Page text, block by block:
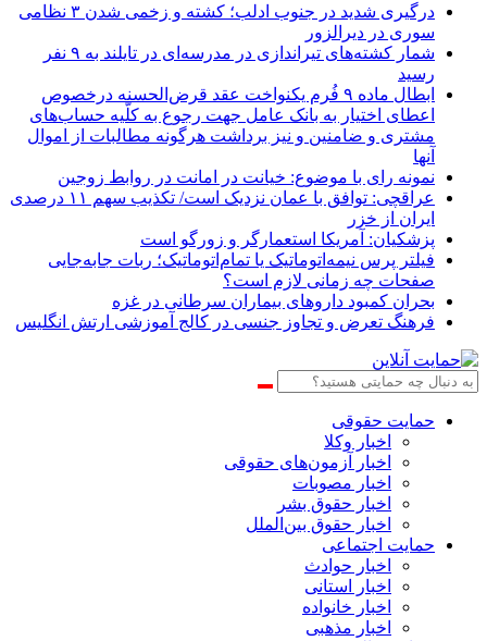
درگیری شدید در جنوب ادلب؛ کشته و زخمی شدن ۳ نظامی
سوری در دیرالزور
شمار کشته‌های تیراندازی در مدرسه‌ای در تایلند به ۹ نفر
رسید
ابطال ماده ۹ فُرم یکنواخت عقد قرض‌الحسنه درخصوص
اعطای اختیار به بانک عامل جهت رجوع به کلّیه حساب‌های
مشتری و ضامنین و نیز برداشت هرگونه مطالبات از اموال
آنها
نمونه رای با موضوع: خیانت در امانت در روابط زوجین
عراقچی: توافق با عمان نزدیک است/ تکذیب سهم ۱۱ درصدی
ایران از خزر
پزشکیان: آمریکا استعمارگر و زورگو است
فیلتر پرس نیمه‌اتوماتیک یا تمام‌اتوماتیک؛ ربات جابه‌جایی
صفحات چه زمانی لازم است؟
بحران کمبود دارو‌های بیماران سرطانی در غزه
فرهنگ تعرض و تجاوز جنسی در کالج آموزشی ارتش انگلیس
حمایت حقوقی
اخبار وکلا
اخبار آزمون‌های حقوقی
اخبار مصوبات
اخبار حقوق بشر
اخبار حقوق بین‌الملل
حمایت اجتماعی
اخبار حوادث
اخبار استانی
اخبار خانواده
اخبار مذهبی